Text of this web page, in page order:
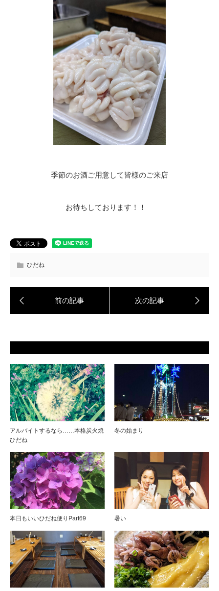
季節のお酒ご用意して皆様のご来店
お待ちしております！！
ひだね
アルバイトするなら……本格炭火焼
ひだね
冬の始まり
本日もいいひだね便りPart69 暑い